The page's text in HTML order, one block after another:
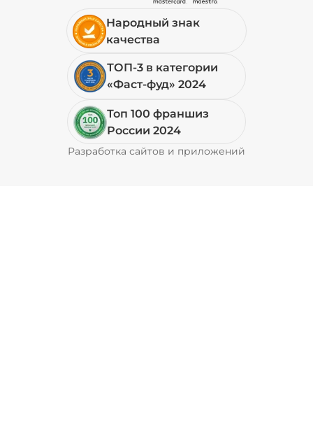
Народный знак
качества
ТОП-3 в категории
«Фаст-фуд» 2024
Топ 100 франшиз
России 2024
Разработка сайтов и приложений
Pyrobyte